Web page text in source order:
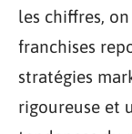
les chiffres,
franchises
stratégies
rigoureuse et